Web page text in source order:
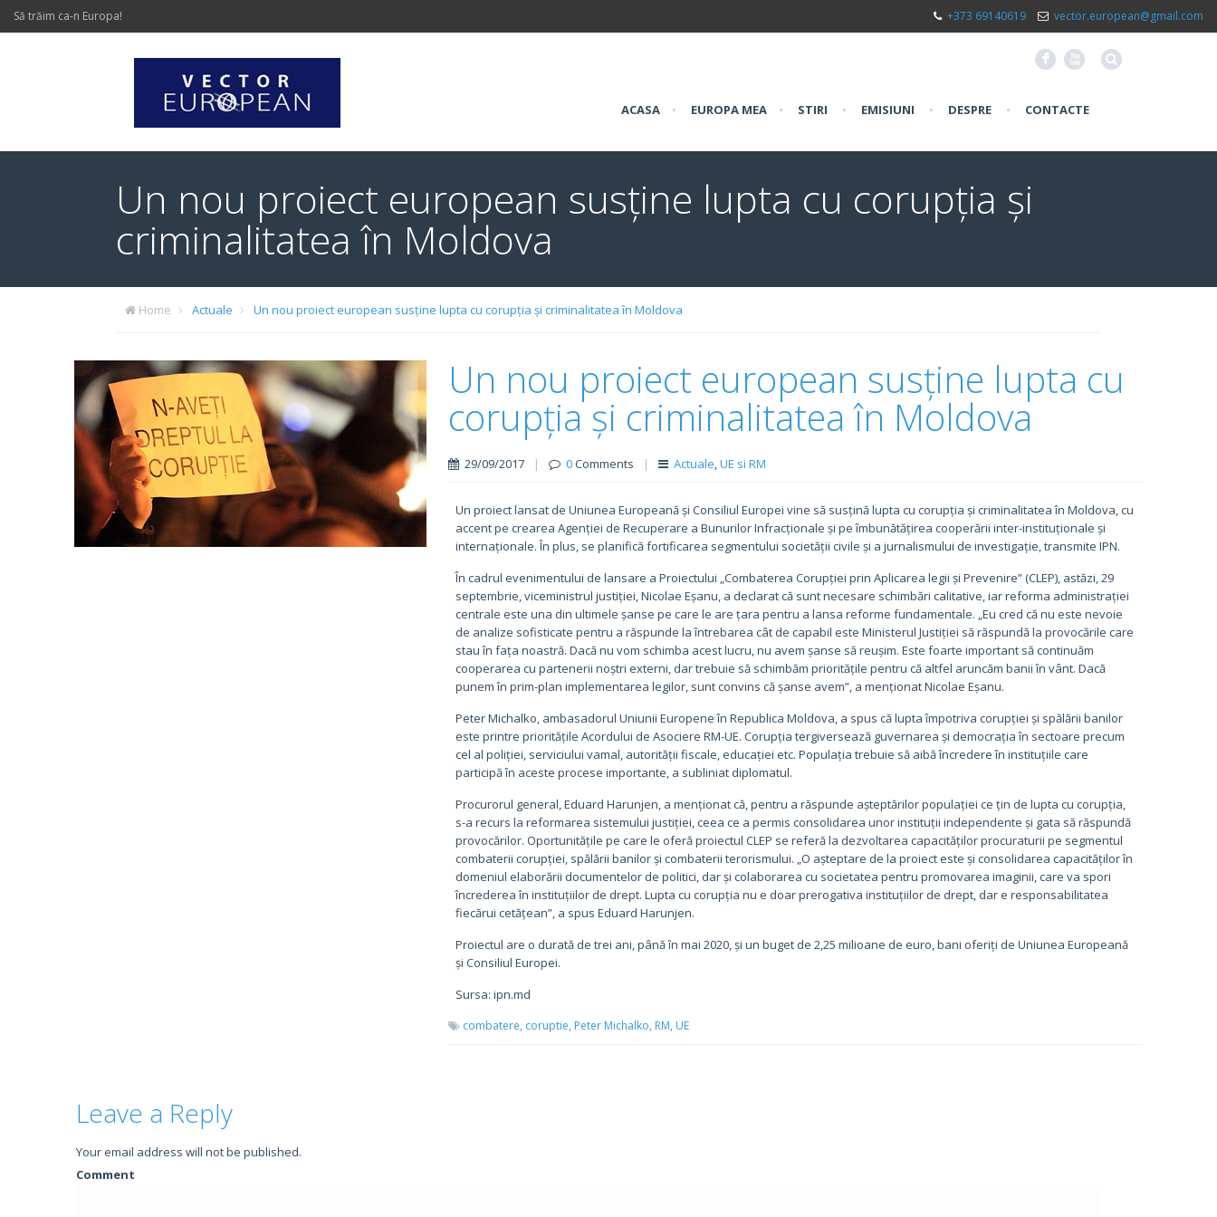
Să trăim ca-n Europa! +373 69140619 vector.european@gmail.com
F X
ACASA • EUROPA MEA • STIRI • EMISIUNI • DESPRE • CONTACTE
Un nou proiect european susține lupta cu corupția și
criminalitatea în Moldova
Home Actuale Un nou proiect european susține lupta cu corupția și criminalitatea în Moldova
Un nou proiect european susține lupta cu
corupția și criminalitatea în Moldova
29/09/2017 | 0Comments | Actuale,UE si RM
Un proiect lansat de Uniunea Europeană și Consiliul Europei vine să susțină lupta cu corupția și criminalitatea în Moldova, cu
accent pe crearea Agenției de Recuperare a Bunurilor Infracționale și pe îmbunătățirea cooperării inter-instituționale și
internaționale. În plus, se planifică fortificarea segmentului societății civile și a jurnalismului de investigație, transmite IPN.
În cadrul evenimentului de lansare a Proiectului „Combaterea Corupției prin Aplicarea legii și Prevenire” (CLEP), astăzi, 29
septembrie, viceministrul justiției, Nicolae Eșanu, a declarat că sunt necesare schimbări calitative, iar reforma administrației
centrale este una din ultimele șanse pe care le are țara pentru a lansa reforme fundamentale. „Eu cred că nu este nevoie
de analize sofisticate pentru a răspunde la întrebarea cât de capabil este Ministerul Justiției să răspundă la provocările care
stau în fața noastră. Dacă nu vom schimba acest lucru, nu avem șanse să reușim. Este foarte important să continuăm
cooperarea cu partenerii noștri externi, dar trebuie să schimbăm prioritățile pentru că altfel aruncăm banii în vânt. Dacă
punem în prim-plan implementarea legilor, sunt convins că șanse avem”, a menționat Nicolae Eșanu.
Peter Michalko, ambasadorul Uniunii Europene în Republica Moldova, a spus că lupta împotriva corupției și spălării banilor
este printre prioritățile Acordului de Asociere RM-UE. Corupția tergiversează guvernarea și democrația în sectoare precum
cel al poliției, serviciului vamal, autorității fiscale, educației etc. Populația trebuie să aibă încredere în instituțiile care
participă în aceste procese importante, a subliniat diplomatul.
Procurorul general, Eduard Harunjen, a menționat că, pentru a răspunde așteptărilor populației ce țin de lupta cu corupția,
s-a recurs la reformarea sistemului justiției, ceea ce a permis consolidarea unor instituții independente și gata să răspundă
provocărilor. Oportunitățile pe care le oferă proiectul CLEP se referă la dezvoltarea capacităților procuraturii pe segmentul
combaterii corupției, spălării banilor și combaterii terorismului. „O așteptare de la proiect este și consolidarea capacităților în
domeniul elaborării documentelor de politici, dar și colaborarea cu societatea pentru promovarea imaginii, care va spori
încrederea în instituțiilor de drept. Lupta cu corupția nu e doar prerogativa instituțiilor de drept, dar e responsabilitatea
fiecărui cetățean”, a spus Eduard Harunjen.
Proiectul are o durată de trei ani, până în mai 2020, și un buget de 2,25 milioane de euro, bani oferiți de Uniunea Europeană
și Consiliul Europei.
Sursa: ipn.md
combatere, coruptie, Peter Michalko, RM, UE
Leave a Reply
Your email address will not be published.
Comment